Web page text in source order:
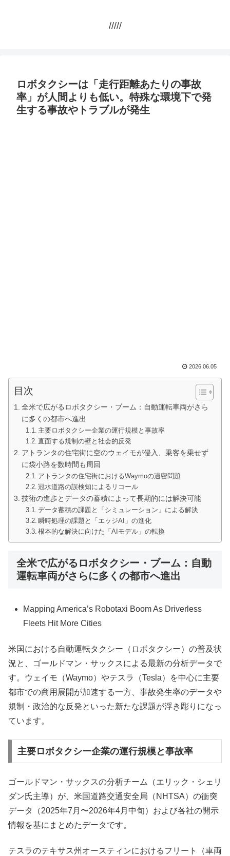
/////
ロボタクシーは「走行距離あたりの事故
率」が人間よりも低い。特殊な環境下で発
生する事故やトラブルが発生
2026.06.05
目次
全米で広がるロボタクシー・ブーム：自動運転車両がさら
に多くの都市へ進出
主要ロボタクシー企業の運行規模と事故率
直面する規制の壁と社会的反発
アトランタの住宅街に空のウェイモが侵入、乗客を乗せず
に袋小路を数時間も周回
アトランタの住宅街におけるWaymoの過密問題
冠水道路の誤検知によるリコール
技術の進歩とデータの蓄積によって長期的には解決可能
データ蓄積の課題と「シミュレーション」による解決
瞬時処理の課題と「エッジAI」の進化
根本的な解決に向けた「AIモデル」の転換
全米で広がるロボタクシー・ブーム：自動
運転車両がさらに多くの都市へ進出
Mapping America’s Robotaxi Boom As Driverless
Fleets Hit More Cities
米国における自動運転タクシー（ロボタクシー）の普及状
況と、ゴールドマン・サックスによる最新の分析データで
す。ウェイモ（Waymo）やテスラ（Tesla）を中心に主要
都市での商用展開が加速する一方、事故発生率のデータや
規制・政治的な反発といった新たな課題が浮き彫りになっ
ています。
主要ロボタクシー企業の運行規模と事故率
ゴールドマン・サックスの分析チーム（エリック・シェリ
ダン氏主導）が、米国道路交通安全局（NHTSA）の衝突
データ（2025年7月〜2026年4月中旬）および各社の開示
情報を基にまとめたデータです。
テスラのテキサス州オースティンにおけるフリート（車両